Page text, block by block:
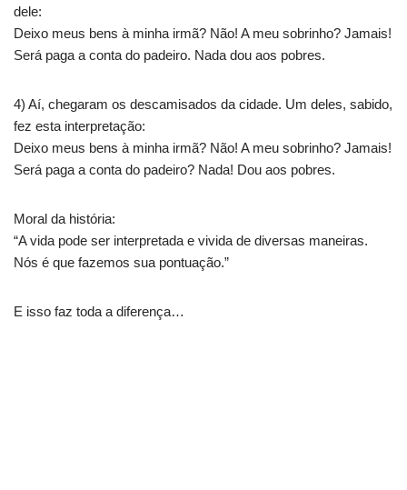
dele:
Deixo meus bens à minha irmã? Não! A meu sobrinho? Jamais!
Será paga a conta do padeiro. Nada dou aos pobres.
4) Aí, chegaram os descamisados da cidade. Um deles, sabido,
fez esta interpretação:
Deixo meus bens à minha irmã? Não! A meu sobrinho? Jamais!
Será paga a conta do padeiro? Nada! Dou aos pobres.
Moral da história:
“A vida pode ser interpretada e vivida de diversas maneiras.
Nós é que fazemos sua pontuação.”
E isso faz toda a diferença…